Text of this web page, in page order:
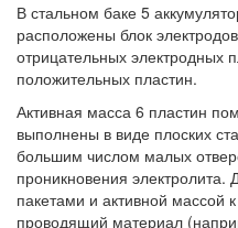
В стальном баке 5
расположены блок
отрицательных электродных
положительных пластин.
Активная масса 6 пластин
выполнены в виде плоских
большим числом малых
проникновения
пакетами и активной массой
проводящий материал